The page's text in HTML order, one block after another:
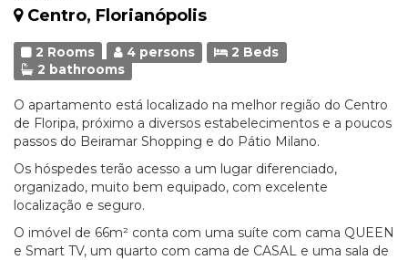
Centro, Florianópolis
2 Rooms 4 persons
2 Beds
2 bathrooms
O apartamento está localizado na melhor região do Centro
de Floripa, próximo a diversos estabelecimentos e a poucos
passos do Beiramar Shopping e do Pátio Milano.
Os hóspedes terão acesso a um lugar diferenciado,
organizado, muito bem equipado, com excelente
localização e seguro.
O imóvel de 66m² conta com uma suíte com cama QUEEN
e Smart TV, um quarto com cama de CASAL e uma sala de